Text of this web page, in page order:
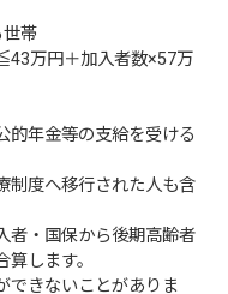
帯
万円＋加入者数×57万
年金等の支給を受ける
制度へ移行された人も含
者・国保から後期高齢者
します。
できないことがありま